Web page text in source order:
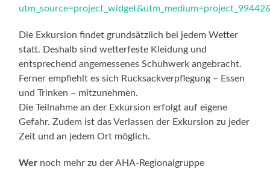
Die Exkursion findet grundsätzlich bei jedem Wetter
statt. Deshalb sind wetterfeste Kleidung und
entsprechend angemessenes Schuhwerk angebracht.
Ferner empfiehlt es sich Rucksackverpflegung – Essen
und Trinken – mitzunehmen.
Die Teilnahme an der Exkursion erfolgt auf eigene
Gefahr. Zudem ist das Verlassen der Exkursion zu jeder
Zeit und an jedem Ort möglich.
Wer noch mehr zu der AHA-Regionalgruppe